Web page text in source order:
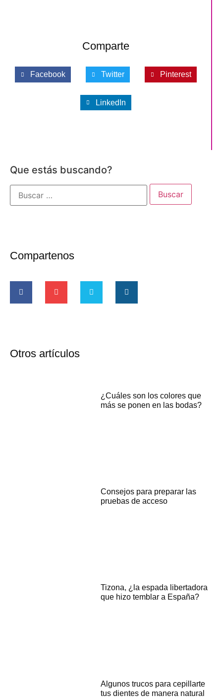
Comparte
Facebook Twitter Pinterest
LinkedIn
Que estás buscando?
Compartenos
Otros artículos
¿Cuáles son los colores que
más se ponen en las bodas?
Consejos para preparar las
pruebas de acceso
Tizona, ¿la espada libertadora
que hizo temblar a España?
Algunos trucos para cepillarte
tus dientes de manera natural